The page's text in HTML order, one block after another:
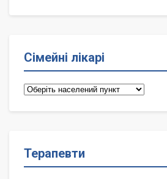
Сімейні лікарі
Сімейні
Терапевти